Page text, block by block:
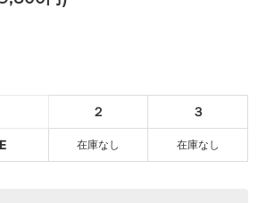
GRAY/WHITE
SOLD OUT
２
３
在庫なし 在庫なし